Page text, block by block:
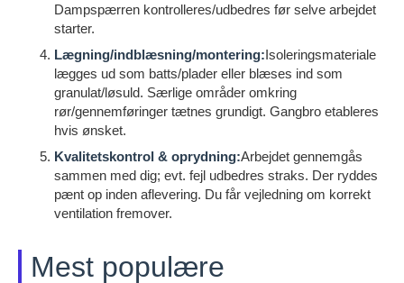
Dampspærren kontrolleres/udbedres før selve arbejdet
starter.
Lægning/indblæsning/montering:Isoleringsmateriale
lægges ud som batts/plader eller blæses ind som
granulat/løsuld. Særlige områder omkring
rør/gennemføringer tætnes grundigt. Gangbro etableres
hvis ønsket.
Kvalitetskontrol & oprydning:Arbejdet gennemgås
sammen med dig; evt. fejl udbedres straks. Der ryddes
pænt op inden aflevering. Du får vejledning om korrekt
ventilation fremover.
Mest populære